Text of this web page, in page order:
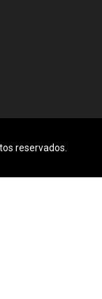
reservados.